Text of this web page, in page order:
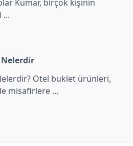
Kumar, birçok kişinin
...
Otel buklet ürünleri,
misafirlere ...